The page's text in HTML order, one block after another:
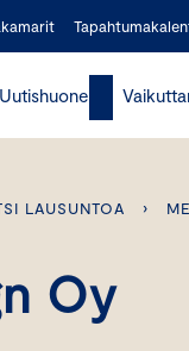
Uutishuone
LAUSUNTOA ›
Oy